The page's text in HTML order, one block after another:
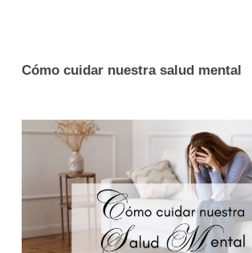
Cómo cuidar nuestra salud mental